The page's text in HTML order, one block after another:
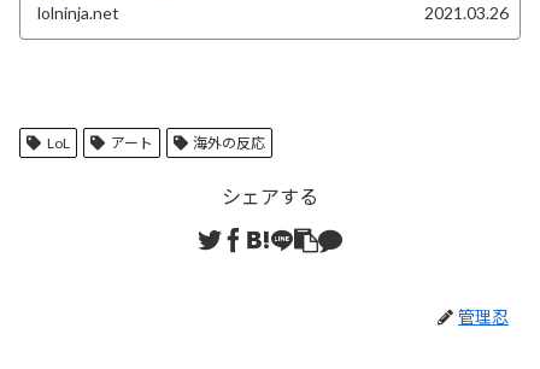
lolninja.net 2021.03.26
LoL アート 海外の反応
シェアする
管理忍